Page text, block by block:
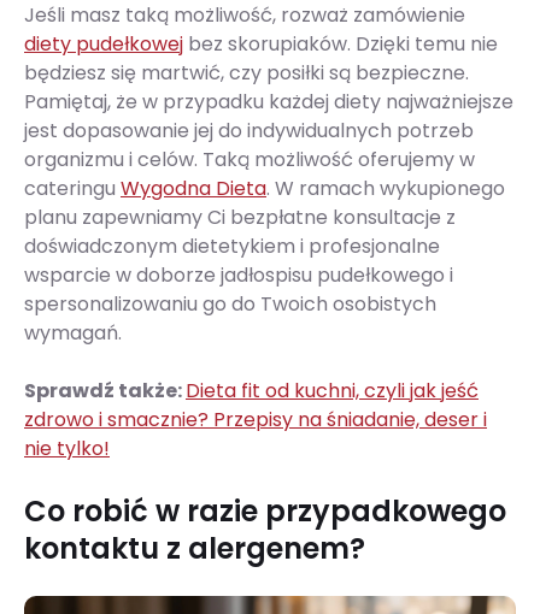
Jeśli masz taką możliwość, rozważ zamówienie
diety pudełkowej bez skorupiaków. Dzięki temu nie
będziesz się martwić, czy posiłki są bezpieczne.
Pamiętaj, że w przypadku każdej diety najważniejsze
jest dopasowanie jej do indywidualnych potrzeb
organizmu i celów. Taką możliwość oferujemy w
cateringu Wygodna Dieta. W ramach wykupionego
planu zapewniamy Ci bezpłatne konsultacje z
doświadczonym dietetykiem i profesjonalne
wsparcie w doborze jadłospisu pudełkowego i
spersonalizowaniu go do Twoich osobistych
wymagań.
Sprawdź także:Dieta fit od kuchni, czyli jak jeść
zdrowo i smacznie? Przepisy na śniadanie, deser i
nie tylko!
Co robić w razie przypadkowego
kontaktu z alergenem?